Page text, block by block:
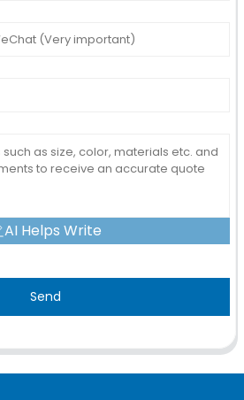
AI Helps Write
Send